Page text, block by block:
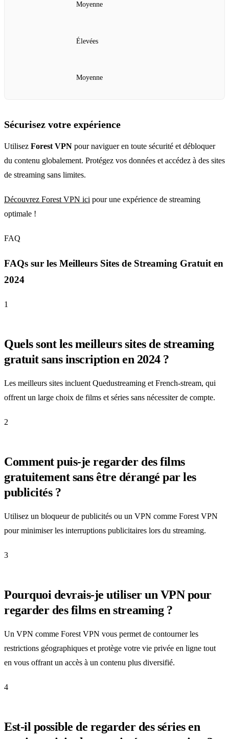
Moyenne
Élevées
Moyenne
Sécurisez votre expérience
Utilisez Forest VPN pour naviguer en toute sécurité et débloquer
du contenu globalement. Protégez vos données et accédez à des sites
de streaming sans limites.
Découvrez Forest VPN ici pour une expérience de streaming
optimale !
FAQ
FAQs sur les Meilleurs Sites de Streaming Gratuit en
2024
1
Quels sont les meilleurs sites de streaming
gratuit sans inscription en 2024 ?
Les meilleurs sites incluent Quedustreaming et French-stream, qui
offrent un large choix de films et séries sans nécessiter de compte.
2
Comment puis-je regarder des films
gratuitement sans être dérangé par les
publicités ?
Utilisez un bloqueur de publicités ou un VPN comme Forest VPN
pour minimiser les interruptions publicitaires lors du streaming.
3
Pourquoi devrais-je utiliser un VPN pour
regarder des films en streaming ?
Un VPN comme Forest VPN vous permet de contourner les
restrictions géographiques et protège votre vie privée en ligne tout
en vous offrant un accès à un contenu plus diversifié.
4
Est-il possible de regarder des séries en